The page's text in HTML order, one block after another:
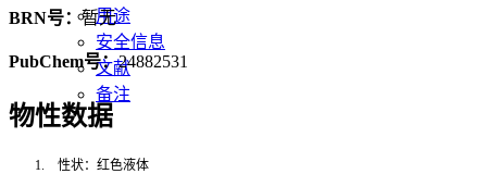
用途
安全信息
文献
备注
BRN号：暂无
PubChem号：24882531
物性数据
1.
性状：红色液体